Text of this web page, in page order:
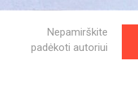
Nepamirškite
padėkoti autoriui